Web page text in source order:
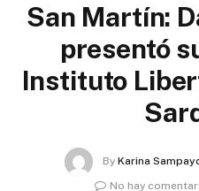
San Martín:
presentó
Instituto
By Karina
No hay